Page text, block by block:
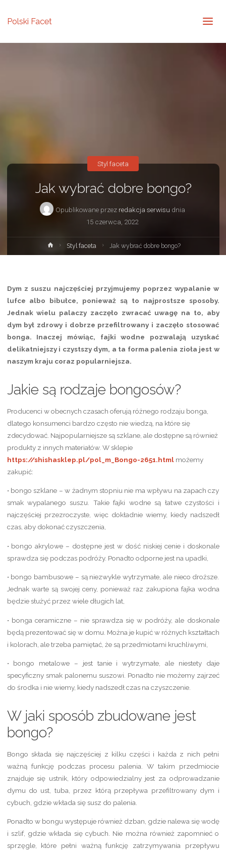
Polski Facet
Jak wybrać dobre bongo?
Opublikowane przez redakcja serwisu dnia
15 czerwca, 2022
Styl faceta
Strona
główna
Styl faceta Jak wybrać dobre bongo?
Dym z suszu najczęściej przyjmujemy poprzez wypalanie w
lufce albo bibułce, ponieważ są to najprostsze sposoby.
Jednak wielu palaczy zaczęło zwracać uwagę na to, aby
dym był zdrowy i dobrze przefiltrowany i zaczęło stosować
bonga. Inaczej mówiąc, fajki wodne pozwalają uzyskać
delikatniejszy i czystszy dym, a ta forma palenia zioła jest w
naszym kraju coraz popularniejsza.
Jakie są rodzaje bongosów?
Producenci w obecnych czasach oferują różnego rodzaju bonga,
dlatego konsumenci bardzo często nie wiedzą, na które się
zdecydować. Najpopularniejsze są szklane, ale dostępne są również
produkty z innych materiałów. W sklepie
https://shishasklep.pl/pol_m_Bongo-2651.htmlmożemy
zakupić:
• bongo szklane – w żadnym stopniu nie ma wpływu na zapach czy
smak wypalanego suszu. Takie fajki wodne są łatwe czystości i
najczęściej przezroczyste, więc dokładnie wiemy, kiedy nadszedł
czas, aby dokonać czyszczenia,
• bongo akrylowe – dostępne jest w dość niskiej cenie i doskonale
sprawdza się podczas podróży. Ponadto odporne jest na upadki,
• bongo bambusowe – są niezwykle wytrzymałe, ale nieco droższe.
Jednak warte są swojej ceny, ponieważ raz zakupiona fajka wodna
będzie służyć przez wiele długich lat,
• bonga ceramiczne – nie sprawdza się w podróży, ale doskonale
będą prezentować się w domu. Można je kupić w różnych kształtach
i kolorach, ale trzeba pamiętać, że są przedmiotami kruchliwymi,
• bongo metalowe – jest tanie i wytrzymałe, ale niestety daje
specyficzny smak palonemu suszowi. Ponadto nie możemy zajrzeć
do środka i nie wiemy, kiedy nadszedł czas na czyszczenie.
W jaki sposób zbudowane jest
bongo?
Bongo składa się najczęściej z kilku części i każda z nich pełni
ważną funkcję podczas procesu palenia. W takim przedmiocie
znajduje się ustnik, który odpowiedzialny jest za odprowadzanie
dymu do ust, tuba, przez którą przepływa przefiltrowany dym i
cybuch, gdzie wkłada się susz do palenia.
Ponadto w bongu występuje również dzban, gdzie nalewa się wodę
i szlif, gdzie wkłada się cybuch. Nie można również zapomnieć o
sprzęgle, które pełni ważną funkcję zatrzymywania przepływu